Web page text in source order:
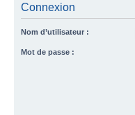
Connexion
Nom d’utilisateur :
Mot de passe :